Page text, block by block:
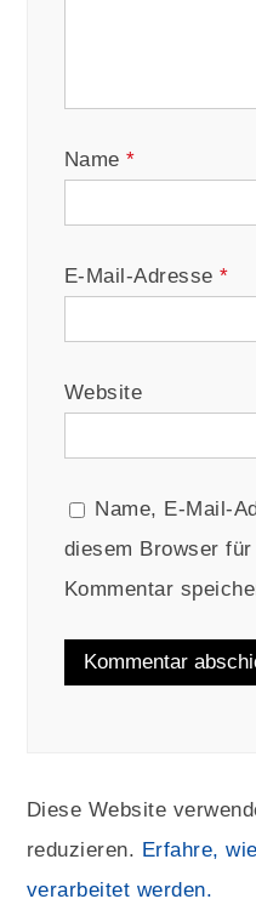
Name*
E-Mail-Adresse*
Website
Name, E-Mail-
diesem Browser
Kommentar
Diese Website
reduzieren. Erfahre,
verarbeitet werden.